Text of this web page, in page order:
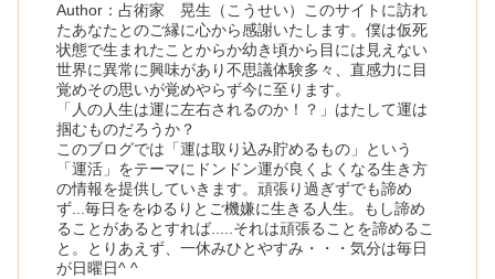
Author：占術家 晃生（こうせい）このサイトに訪れ
たあなたとのご縁に心から感謝いたします。僕は仮死
状態で生まれたことからか幼き頃から目には見えない
世界に異常に興味があり不思議体験多々、直感力に目
覚めその思いが覚めやらず今に至ります。
「人の人生は運に左右されるのか！？」はたして運は
掴むものだろうか？
このブログでは「運は取り込み貯めるもの」という
「運活」をテーマにドンドン運が良くよくなる生き方
の情報を提供していきます。頑張り過ぎずでも諦め
ず...毎日ををゆるりとご機嫌に生きる人生。もし諦め
ることがあるとすれば.....それは頑張ることを諦めるこ
と。とりあえず、一休みひとやすみ・・・気分は毎日
が日曜日^ ^